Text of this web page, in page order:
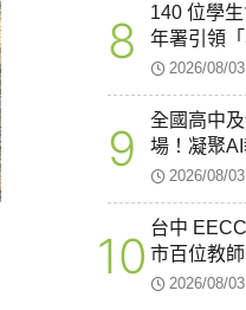
8
140 位學
年署引領
2026/08/
9
全國高中
場！凝聚
2026/08/
10 台中
市百位教
2026/08/